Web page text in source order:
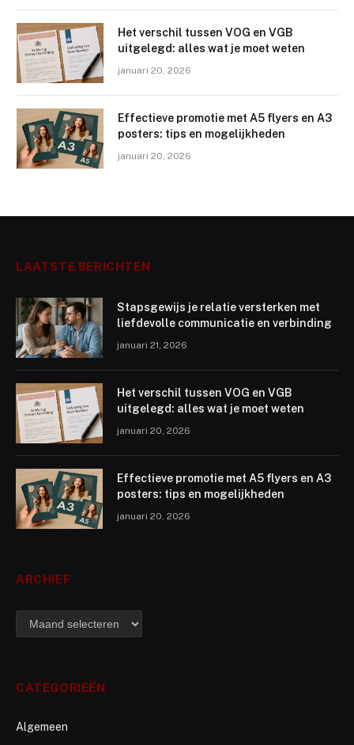
Het verschil tussen VOG en VGB
uitgelegd: alles wat je moet weten
januari 20, 2026
Effectieve promotie met A5 flyers en A3
posters: tips en mogelijkheden
januari 20, 2026
LAATSTE BERICHTEN
Stapsgewijs je relatie versterken met
liefdevolle communicatie en verbinding
januari 21, 2026
Het verschil tussen VOG en VGB
uitgelegd: alles wat je moet weten
januari 20, 2026
Effectieve promotie met A5 flyers en A3
posters: tips en mogelijkheden
januari 20, 2026
ARCHIEF
archief
CATEGORIEËN
Algemeen